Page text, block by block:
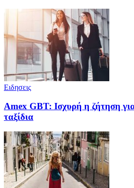
Ειδησεις
Amex GBT: Ισχυρή η ζήτηση
ταξίδια